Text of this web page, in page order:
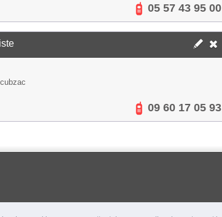
05 57 43 95 00
09 60 17 05 93